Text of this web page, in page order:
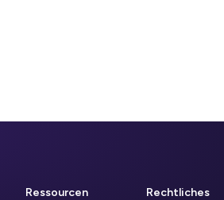
Ressourcen Rechtliches